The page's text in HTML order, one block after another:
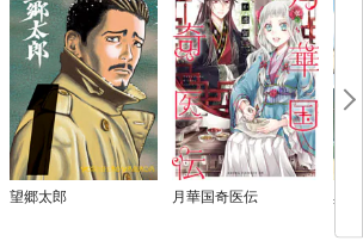
望郷太郎 月華国奇医伝 異